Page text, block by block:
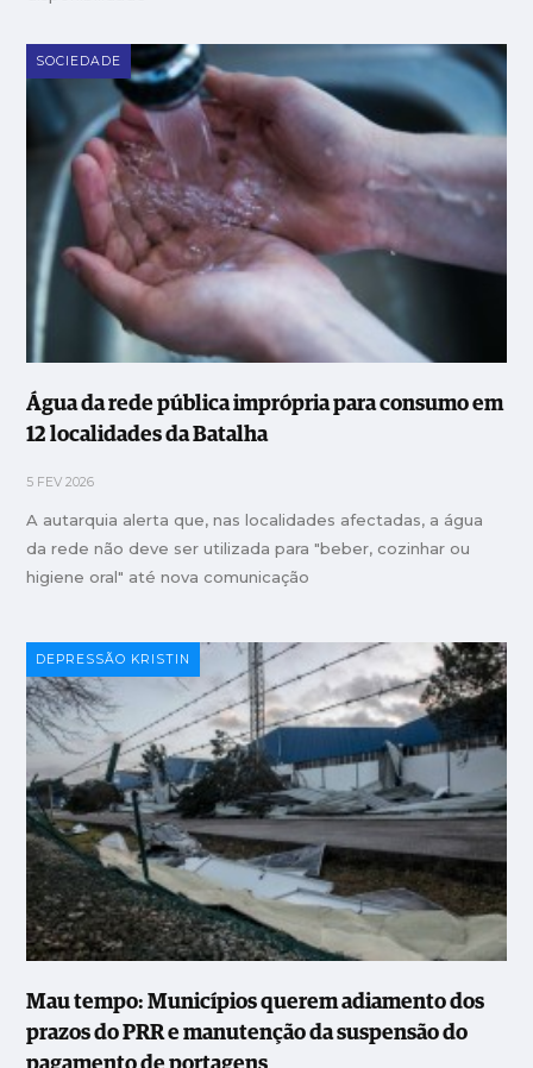
SOCIEDADE
Água da rede pública imprópria para consumo em
12 localidades da Batalha
5 FEV 2026
A autarquia alerta que, nas localidades afectadas, a água
da rede não deve ser utilizada para "beber, cozinhar ou
higiene oral" até nova comunicação
DEPRESSÃO KRISTIN
Mau tempo: Municípios querem adiamento dos
prazos do PRR e manutenção da suspensão do